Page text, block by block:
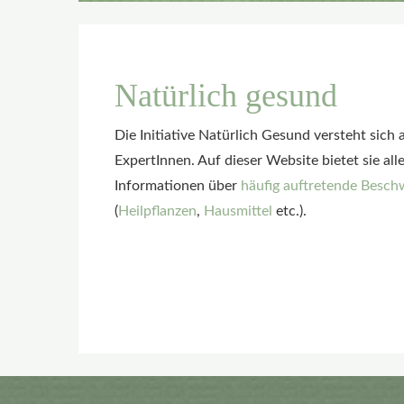
Natürlich gesund
Die Initiative Natürlich Gesund versteht sich
ExpertInnen. Auf dieser Website bietet sie
Informationen über häufig auftretende
(Heilpflanzen, Hausmittel etc.).